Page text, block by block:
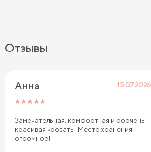
Отзывы
Анна 15.07.2026
Замечательная, комфортная и ооочень
красивая кровать! Место хранения
огромное!